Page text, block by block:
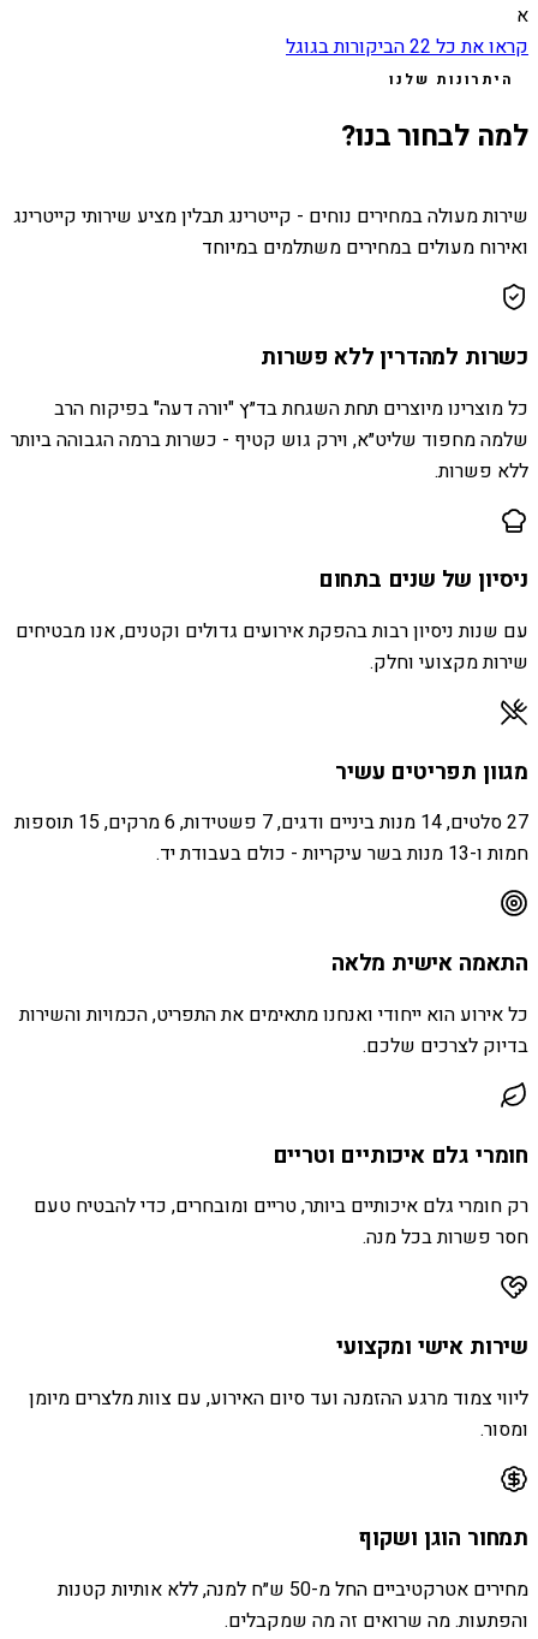
א
קראו את כל22הביקורות בגוגל
היתרונות שלנו
למה לבחור בנו?
שירות מעולה במחירים נוחים - קייטרינג תבלין מציע שירותי קייטרינג
ואירוח מעולים במחירים משתלמים במיוחד
כשרות למהדרין ללא פשרות
כל מוצרינו מיוצרים תחת השגחת בד״ץ "יורה דעה" בפיקוח הרב
שלמה מחפוד שליט״א, וירק גוש קטיף - כשרות ברמה הגבוהה ביותר
ללא פשרות.
ניסיון של שנים בתחום
עם שנות ניסיון רבות בהפקת אירועים גדולים וקטנים, אנו מבטיחים
שירות מקצועי וחלק.
מגוון תפריטים עשיר
27 סלטים, 14 מנות ביניים ודגים, 7 פשטידות, 6 מרקים, 15 תוספות
חמות ו-13 מנות בשר עיקריות - כולם בעבודת יד.
התאמה אישית מלאה
כל אירוע הוא ייחודי ואנחנו מתאימים את התפריט, הכמויות והשירות
בדיוק לצרכים שלכם.
חומרי גלם איכותיים וטריים
רק חומרי גלם איכותיים ביותר, טריים ומובחרים, כדי להבטיח טעם
חסר פשרות בכל מנה.
שירות אישי ומקצועי
ליווי צמוד מרגע ההזמנה ועד סיום האירוע, עם צוות מלצרים מיומן
ומסור.
תמחור הוגן ושקוף
מחירים אטרקטיביים החל מ-50 ש״ח למנה, ללא אותיות קטנות
והפתעות. מה שרואים זה מה שמקבלים.